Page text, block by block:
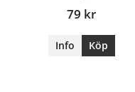
79 kr
Info Köp